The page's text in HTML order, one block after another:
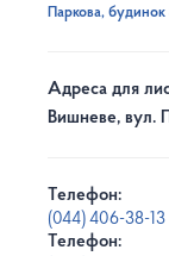
Паркова,
Адреса для
Вишневе, вул.
Телефон:
(044) 406-38-13
Телефон: